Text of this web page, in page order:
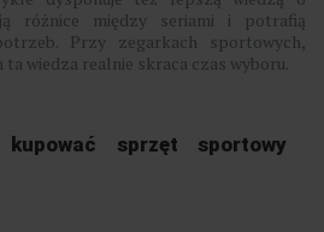
różnice między seriami i potrafią
Przy zegarkach sportowych,
wiedza realnie skraca czas wyboru.
sprzęt sportowy